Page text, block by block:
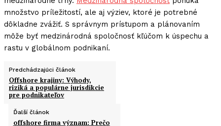
množstvo príležitostí, ale aj výziev, ktoré je potrebné
dôkladne zvážiť. S správnym prístupom a plánovaním
môže byť medzinárodná spoločnosť kľúčom k úspechu a
rastu v globálnom podnikaní.
Predchádzajúci článok
Offshore krajiny: Výhody,
riziká a populárne jurisdikcie
pre podnikateľov
Ďalší článok
offshore firma význam: Prečo